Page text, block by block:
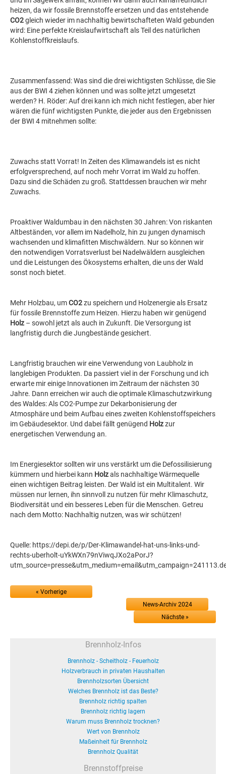
heizen, da wir fossile Brennstoffe ersetzen und das entstehende
CO2gleich wieder im nachhaltig bewirtschafteten Wald gebunden
wird: Eine perfekte Kreislaufwirtschaft als Teil des natürlichen
Kohlenstoffkreislaufs.
Zusammenfassend: Was sind die drei wichtigsten Schlüsse, die Sie
aus der BWI 4 ziehen können und was sollte jetzt umgesetzt
werden? H. Röder: Auf drei kann ich mich nicht festlegen, aber hier
wären die fünf wichtigsten Punkte, die jeder aus den Ergebnissen
der BWI 4 mitnehmen sollte:
Zuwachs statt Vorrat! In Zeiten des Klimawandels ist es nicht
erfolgversprechend, auf noch mehr Vorrat im Wald zu hoffen.
Dazu sind die Schäden zu groß. Stattdessen brauchen wir mehr
Zuwachs.
Proaktiver Waldumbau in den nächsten 30 Jahren: Von riskanten
Altbeständen, vor allem im Nadelholz, hin zu jungen dynamisch
wachsenden und klimafitten Mischwäldern. Nur so können wir
den notwendigen Vorratsverlust bei Nadelwäldern ausgleichen
und die Leistungen des Ökosystems erhalten, die uns der Wald
sonst noch bietet.
Mehr Holzbau, umCO2zu speichern und Holzenergie als Ersatz
für fossile Brennstoffe zum Heizen. Hierzu haben wir genügend
Holz – sowohl jetzt als auch in Zukunft. Die Versorgung ist
langfristig durch die Jungbestände gesichert.
Langfristig brauchen wir eine Verwendung von Laubholz in
langlebigen Produkten. Da passiert viel in der Forschung und ich
erwarte mir einige Innovationen im Zeitraum der nächsten 30
Jahre. Dann erreichen wir auch die optimale Klimaschutzwirkung
des Waldes: Als CO2-Pumpe zur Dekarbonisierung der
Atmosphäre und beim Aufbau eines zweiten Kohlenstoffspeichers
im Gebäudesektor. Und dabei fällt genügend Holzzur
energetischen Verwendung an.
Im Energiesektor sollten wir uns verstärkt um die Defossilisierung
kümmern und hierbei kann Holzals nachhaltige Wärmequelle
einen wichtigen Beitrag leisten. Der Wald ist ein Multitalent. Wir
müssen nur lernen, ihn sinnvoll zu nutzen für mehr Klimaschutz,
Biodiversität und ein besseres Leben für die Menschen. Getreu
nach dem Motto: Nachhaltig nutzen, was wir schützen!
Quelle: https://depi.de/p/Der-Klimawandel-hat-uns-links-und-
rechts-uberholt-uYkWXn79nViwqJXo2aPorJ?
« Vorherige
News-Archiv 2024
Nächste »
Brennholz-Infos
Brennholz - Scheitholz - Feuerholz
Holzverbrauch in privaten Haushalten
Brennholzsorten Übersicht
Welches Brennholz ist das Beste?
Brennholz richtig spalten
Brennholz richtig lagern
Warum muss Brennholz trocknen?
Wert von Brennholz
Maßeinheit für Brennholz
Brennholz Qualität
Brennstoffpreise